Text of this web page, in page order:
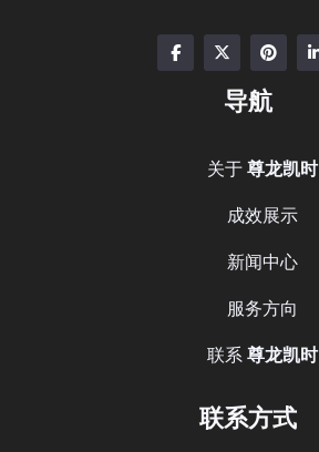
导航
关于尊龙凯时
成效展示
新闻中心
服务方向
联系尊龙凯时
联系方式